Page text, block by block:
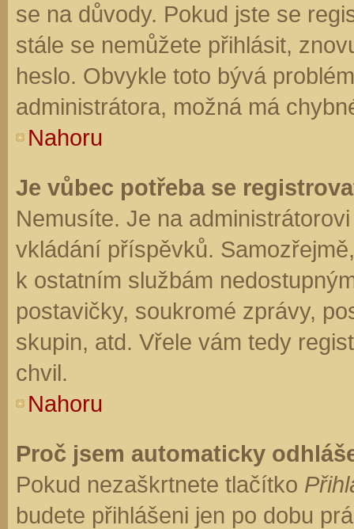
se na důvody. Pokud jste se
stále se nemůžete přihlásit,
heslo. Obvykle toto bývá
administrátora, možná má
Nahoru
Je vůbec potřeba se
Nemusíte. Je na
vkládání příspěvků.
k ostatním službám
postavičky, soukromé zprávy,
skupin, atd. Vřele vám tedy
chvil.
Nahoru
Proč jsem automaticky
Pokud nezaškrtnete tlačítko
budete přihlášeni jen po dobu